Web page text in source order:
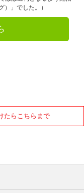
」でした。）
たらこちらまで